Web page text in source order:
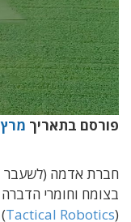
פורסם בתאריך מרץ 28, 2019
חברת אדמה (לשעבר
בצומח וחומרי
(
Tactical Robotics